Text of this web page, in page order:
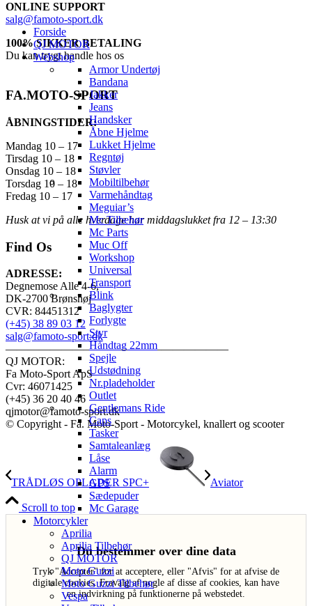
Forside
QJ MOTOR
Webshop
Armor Undertøj
Bandana
Jakker
Jeans
Handsker
Åbne Hjelme
Lukket Hjelme
Regntøj
Støvler
Mobiltilbehør
Varmehåndtag
Meguiar’s
Mc Tilbehør
Mc Parts
Muc Off
Workshop
Universal
Transport
Blink
Baglygter
Forlygte
Styr
Håndtag 22mm
Spejle
Udstødning
Nr.pladeholder
Outlet
Gentlemans Ride
Caps
Tasker
Samtaleanlæg
Låse
Alarm
GPS
Sædepuder
Mc Garage
Motorcykler
Aprilia
Aprilia Tilbehør
QJ MOTOR
Moto Guzzi
Moto Guzzi Tilbehør
Vespa
ONLINE SUPPORT
salg@famoto-sport.dk
100% SIKKER BETALING
Du kan trygt handle hos os
FA.MOTO-SPORT
ÅBNINGSTIDER:
Mandag 10 – 17
Tirsdag 10 – 18
Onsdag 10 – 18
Torsdag 10 – 18
Fredag 10 – 17
Husk at vi på alle hverdage har middagslukket fra 12 – 13:30
Find Os
ADRESSE:
Degnemose Alle 4-6,
DK-2700 Brønshøj
CVR: 84451312
(+45) 38 89 03 12
salg@famoto-sport.dk
————————————————————
QJ MOTOR:
Fa Moto-Sport ApS
Cvr: 46071425
(+45) 36 20 40 46
qjmotor@famoto-sport.dk
© Copyright - Fa. Moto-Sport - Motorcykel, knallert og scooter
TRÅDLØS OPLADER SPC+ Aviator
Scroll to top
Du bestemmer over dine data
Tryk "Acceptér" for at acceptere, eller "Afvis" for at afvise de
digitale cookies. Fravalg af nogle af disse af cookies, kan have
en indvirkning på funktionerne på webstedet.